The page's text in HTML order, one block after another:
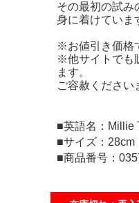
その最初の試み
身に着けていま
※お値引き価格
※他サイトでも
ます。
ご容赦ください
■英語名：Millie
■サイズ：28cm
■商品番号：